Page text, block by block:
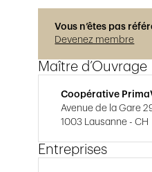
Vous n’êtes pas
Devenez membre
Maître d’Ouvrage
Coopérative
Avenue de la Gare
1003 Lausanne - CH
Entreprises